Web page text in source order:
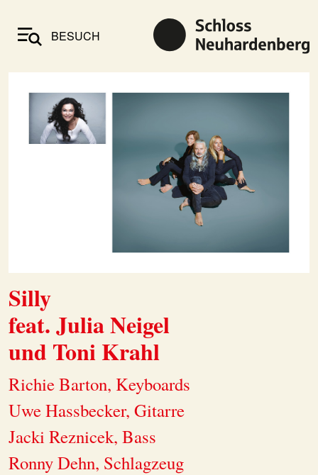
BESUCH
Silly
feat. Julia Neigel
und Toni Krahl
Richie Barton, Keyboards
Uwe Hassbecker, Gitarre
Jacki Reznicek, Bass
Ronny Dehn, Schlagzeug